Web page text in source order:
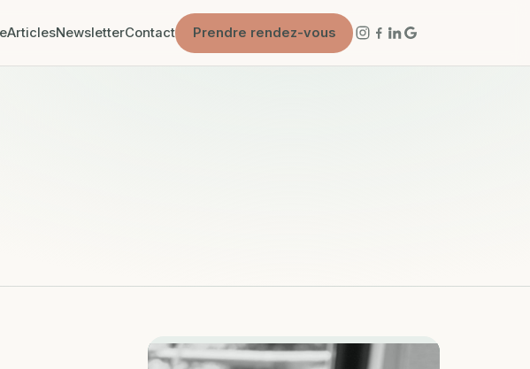
ArticlesNewsletterContact Prendre rendez-vous